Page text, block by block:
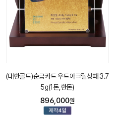
(대한골드)순금카드 우드아크릴상패 3.7
5g(1돈,한돈)
896,000원